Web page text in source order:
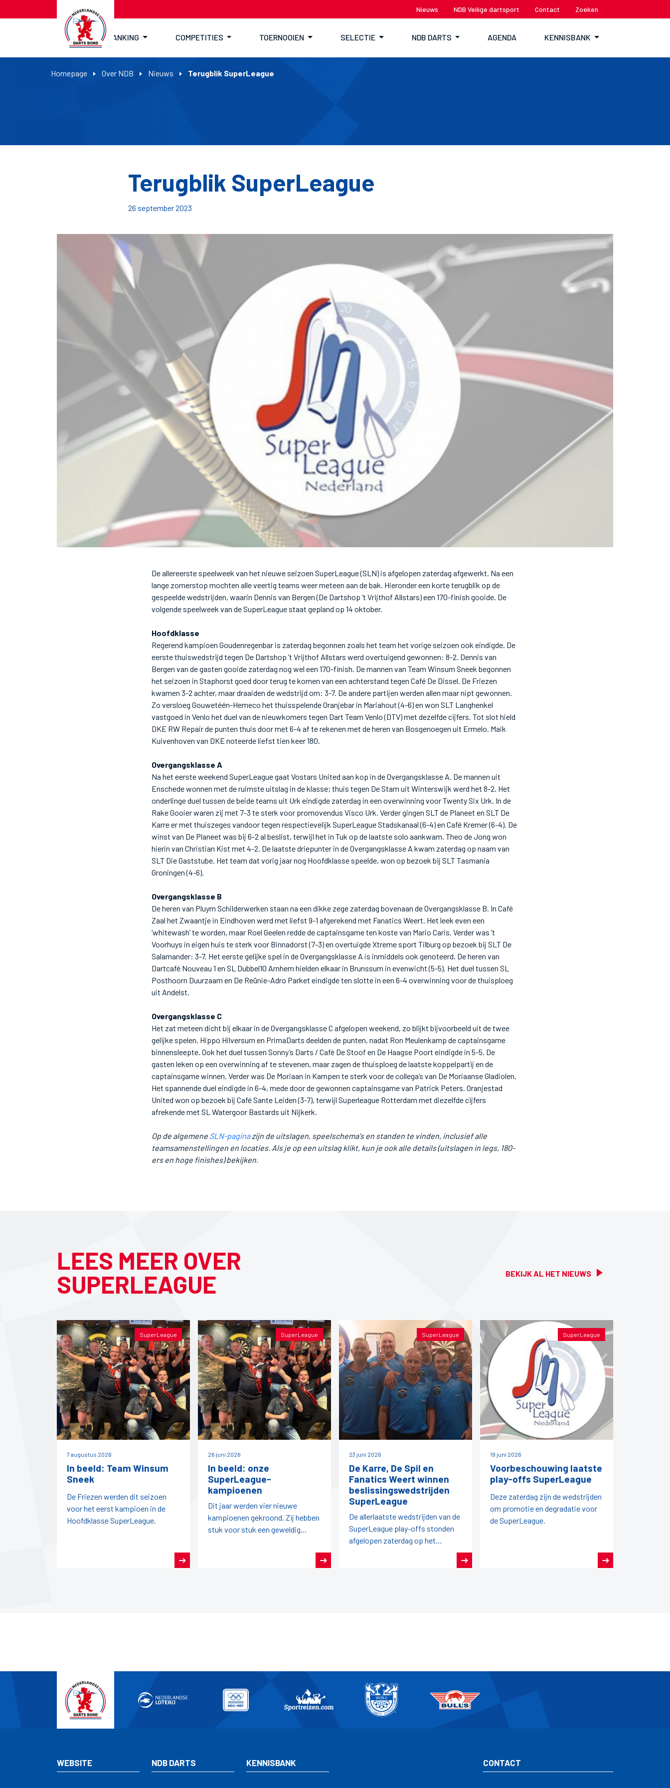
Nieuws NDB Veilige dartsport Contact Zoeken
RANKING COMPETITIES TOERNOOIEN SELECTIE NDB DARTS AGENDA KENNISBANK
Homepage Over NDB Nieuws Terugblik SuperLeague
Terugblik SuperLeague
26 september 2023
De allereerste speelweek van het nieuwe seizoen SuperLeague (SLN) is afgelopen zaterdag afgewerkt. Na een
lange zomerstop mochten alle veertig teams weer meteen aan de bak. Hieronder een korte terugblik op de
gespeelde wedstrijden, waarin Dennis van Bergen (De Dartshop ’t Vrijthof Allstars) een 170-finish gooide. De
volgende speelweek van de SuperLeague staat gepland op 14 oktober.
Hoofdklasse
Regerend kampioen Goudenregenbar is zaterdag begonnen zoals het team het vorige seizoen ook eindigde. De
eerste thuiswedstrijd tegen De Dartshop ’t Vrijthof Allstars werd overtuigend gewonnen: 8-2. Dennis van
Bergen van de gasten gooide zaterdag nog wel een 170-finish. De mannen van Team Winsum Sneek begonnen
het seizoen in Staphorst goed door terug te komen van een achterstand tegen Café De Dissel. De Friezen
kwamen 3-2 achter, maar draaiden de wedstrijd om: 3-7. De andere partijen werden allen maar nipt gewonnen.
Zo versloeg Gouwetéén-Hemeco het thuisspelende Oranjebar in Mariahout (4-6) en won SLT Langhenkel
vastgoed in Venlo het duel van de nieuwkomers tegen Dart Team Venlo (DTV) met dezelfde cijfers. Tot slot hield
DKE RW Repair de punten thuis door met 6-4 af te rekenen met de heren van Bosgenoegen uit Ermelo. Maik
Kuivenhoven van DKE noteerde liefst tien keer 180.
Overgangsklasse A
Na het eerste weekend SuperLeague gaat Vostars United aan kop in de Overgangsklasse A. De mannen uit
Enschede wonnen met de ruimste uitslag in de klasse; thuis tegen De Stam uit Winterswijk werd het 8-2. Het
onderlinge duel tussen de beide teams uit Urk eindigde zaterdag in een overwinning voor Twenty Six Urk. In de
Rake Gooier waren zij met 7-3 te sterk voor promovendus Visco Urk. Verder gingen SLT de Planeet en SLT De
Karre er met thuiszeges vandoor tegen respectievelijk SuperLeague Stadskanaal (6-4) en Café Kremer (6-4). De
winst van De Planeet was bij 6-2 al beslist, terwijl het in Tuk op de laatste solo aankwam. Theo de Jong won
hierin van Christian Kist met 4-2. De laatste driepunter in de Overgangsklasse A kwam zaterdag op naam van
SLT Die Gaststube. Het team dat vorig jaar nog Hoofdklasse speelde, won op bezoek bij SLT Tasmania
Groningen (4-6).
Overgangsklasse B
De heren van Pluym Schilderwerken staan na een dikke zege zaterdag bovenaan de Overgangsklasse B. In Café
Zaal het Zwaantje in Eindhoven werd met liefst 9-1 afgerekend met Fanatics Weert. Het leek even een
‘whitewash’ te worden, maar Roel Geelen redde de captainsgame ten koste van Mario Caris. Verder was ’t
Voorhuys in eigen huis te sterk voor Binnadorst (7-3) en overtuigde Xtreme sport Tilburg op bezoek bij SLT De
Salamander: 3-7. Het eerste gelijke spel in de Overgangsklasse A is inmiddels ook genoteerd. De heren van
Dartcafé Nouveau 1 en SL Dubbel10 Arnhem hielden elkaar in Brunssum in evenwicht (5-5). Het duel tussen SL
Posthoorn Duurzaam en De Reünie-Adro Parket eindigde ten slotte in een 6-4 overwinning voor de thuisploeg
uit Andelst.
Overgangsklasse C
Het zat meteen dicht bij elkaar in de Overgangsklasse C afgelopen weekend, zo blijkt bijvoorbeeld uit de twee
gelijke spelen. Hippo Hilversum en PrimaDarts deelden de punten, nadat Ron Meulenkamp de captainsgame
binnensleepte. Ook het duel tussen Sonny’s Darts / Café De Stoof en De Haagse Poort eindigde in 5-5. De
gasten leken op een overwinning af te stevenen, maar zagen de thuisploeg de laatste koppelpartij en de
captainsgame winnen. Verder was De Moriaan in Kampen te sterk voor de collega’s van De Moriaanse Gladiolen.
Het spannende duel eindigde in 6-4, mede door de gewonnen captainsgame van Patrick Peters. Oranjestad
United won op bezoek bij Café Sante Leiden (3-7), terwijl Superleague Rotterdam met diezelfde cijfers
afrekende met SL Watergoor Bastards uit Nijkerk.
Op de algemene SLN-paginazijn de uitslagen, speelschema's en standen te vinden, inclusief alle
teamsamenstellingen en locaties. Als je op een uitslag klikt, kun je ook alle details (uitslagen in legs, 180-
ers en hoge finishes) bekijken.
LEES MEER OVER
SUPERLEAGUE
BEKIJK AL HET NIEUWS
SuperLeague
7 augustus 2026
In beeld: Team Winsum
Sneek
De Friezen werden dit seizoen
voor het eerst kampioen in de
Hoofdklasse SuperLeague.
SuperLeague
26 juni 2026
In beeld: onze
SuperLeague-
kampioenen
Dit jaar werden vier nieuwe
kampioenen gekroond. Zij hebben
stuk voor stuk een geweldig
SuperLeague
23 juni 2026
De Karre, De Spil en
Fanatics Weert winnen
beslissingswedstrijden
SuperLeague
De allerlaatste wedstrijden van de
SuperLeague play-offs stonden
afgelopen zaterdag op het
SuperLeague
19 juni 2026
Voorbeschouwing laatste
play-offs SuperLeague
Deze zaterdag zijn de wedstrijden
om promotie en degradatie voor
de SuperLeague.
WEBSITE NDB DARTS KENNISBANK CONTACT